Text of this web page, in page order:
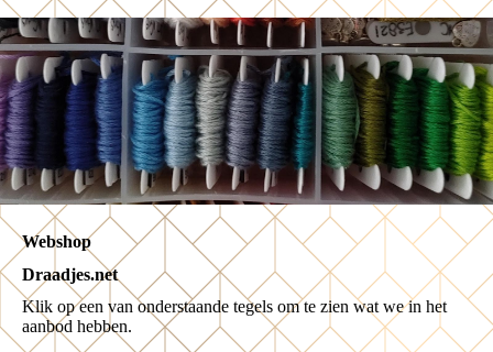
Webshop
Draadjes.net
Klik op een van onderstaande tegels om te zien wat we in het
aanbod hebben.